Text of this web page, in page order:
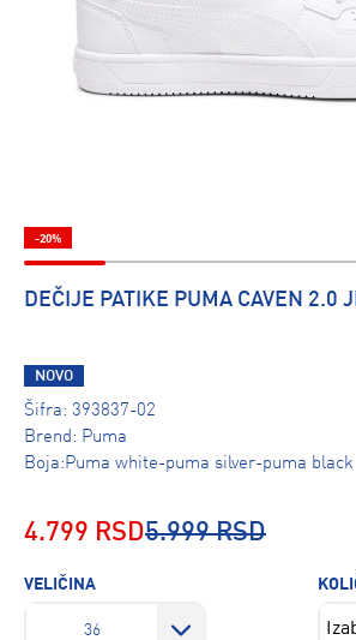
-20%
DEČIJE PATIKE PUMA CAVEN 2.0
NOVO
Šifra: 393837-02
Brend: Puma
Boja:Puma white-puma silver-puma black
4.799 RSD5.999 RSD
VELIČINA
36